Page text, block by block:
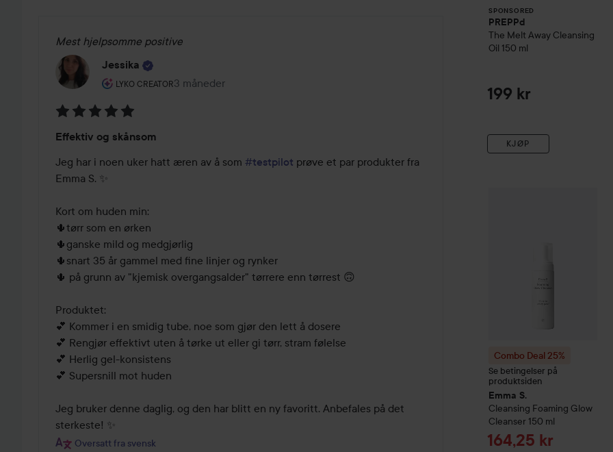
Mest hjelpsomme positive
Jessika
LYKO CREATOR
Brukerens rolle: Lyko Creator.
3 måneder
Innlegget ble opprettet 3 måneder
5
av
5
Effektiv og skånsom
Jeg har i noen uker hatt æren av å som #testpilot prøve et par produkter fra
Emma S. ✨
Kort om huden min:
🌵tørr som en ørken
🌵ganske mild og medgjørlig
🌵snart 35 år gammel med fine linjer og rynker
🌵 på grunn av "kjemisk overgangsalder" tørrere enn tørrest 🙃
Produktet:
💕 Kommer i en smidig tube, noe som gjør den lett å dosere
💕 Rengjør effektivt uten å tørke ut eller gi tørr, stram følelse
💕 Herlig gel-konsistens
💕 Supersnill mot huden
Jeg bruker denne daglig, og den har blitt en ny favoritt. Anbefales på det
sterkeste! ✨
Oversatt fra svensk
SPONSORED
PREPPd
The Melt Away Cleansing
Oil 150 ml
199 kr
KJØP
Combo Deal 25%
Se betingelser på
produktsiden
Emma S.
Cleansing Foaming Glow
Cleanser 150 ml
Tilbudspris
164,25 kr